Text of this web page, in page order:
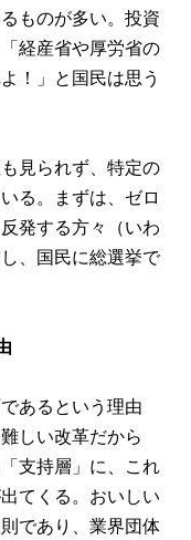
ものが多い。投資
経産省や厚労省の
！」と国民は思う
見られず、特定の
る。まずは、ゼロ
発する方々（いわ
、国民に総選挙で
あるという理由
しい改革だから
支持層」に、これ
てくる。おいしい
であり、業界団体